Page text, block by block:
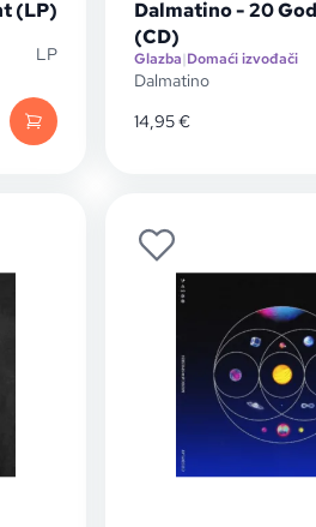
(LP)
LP
Dalmatino - 20
(CD)
Glazba|Domaći izvođači
Dalmatino
14,95€